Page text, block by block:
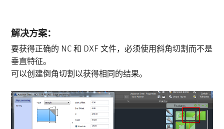
解决方案：
要获得正确的 NC 和 DXF 文件，必须使用斜角切割而不是
垂直特征。
可以创建倒角切割以获得相同的结果。